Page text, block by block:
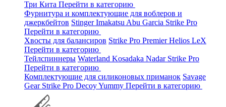
Три Кита Перейти в категорию
Фурнитура и комплектующие для воблеров и
джеркбейтов StingerImakatsu Abu Garcia Strike Pro
Перейти в категорию
Хвосты для балансиров Strike Pro PremierHelios LeX
Перейти в категорию
Тейлспиннеры Waterland Kosadaka Nadar Strike Pro
Перейти в категорию
Комплектующие для силиконовых приманок Savage
Gear Strike Pro DecoyYummy Перейти в категорию